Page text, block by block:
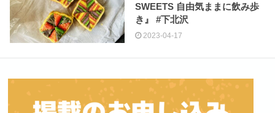
SWEETS 自由気ままに飲み歩
き』 #下北沢
2023-04-17